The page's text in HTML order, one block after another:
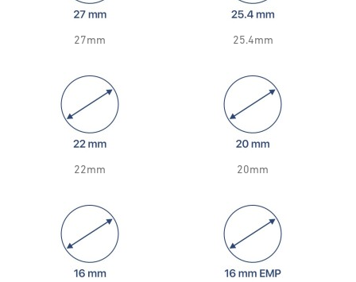
27mm 25.4mm
22mm 20mm